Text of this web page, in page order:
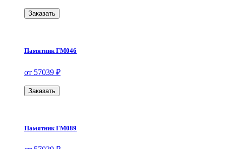
Заказать
Памятник ГМ046
от 57039 ₽
Заказать
Памятник ГМ089